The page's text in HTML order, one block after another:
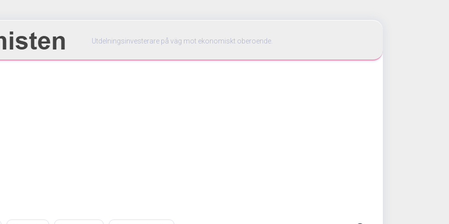
Utdelningsinvesterare på väg mot ekonomiskt oberoende.